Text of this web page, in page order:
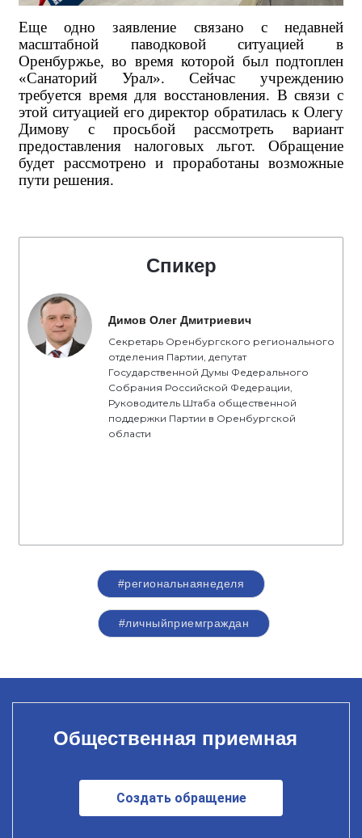
Еще одно заявление связано с недавней
масштабной паводковой ситуацией в
Оренбуржье, во время которой был подтоплен
«Санаторий Урал». Сейчас учреждению
требуется время для восстановления. В связи с
этой ситуацией его директор обратилась к Олегу
Димову с просьбой рассмотреть вариант
предоставления налоговых льгот. Обращение
будет рассмотрено и проработаны возможные
пути решения.
Спикер
Димов Олег Дмитриевич
Секретарь Оренбургского регионального
отделения Партии, депутат
Государственной Думы Федерального
Собрания Российской Федерации,
Руководитель Штаба общественной
поддержки Партии в Оренбургской
области
#региональнаянеделя
#личныйприемграждан
Общественная приемная
Создать обращение